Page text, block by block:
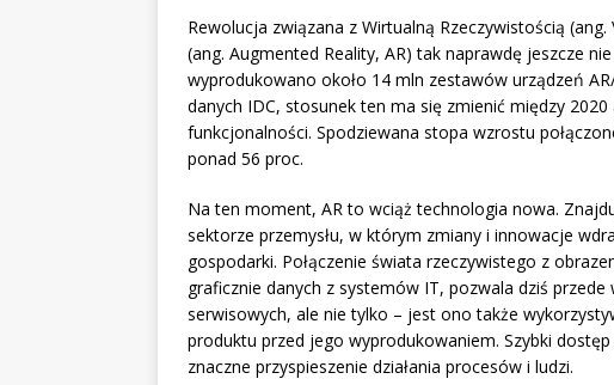
Rewolucja związana z Wirtualną Rzeczywistością
(ang. Augmented Reality, AR) tak naprawdę jeszcze
wyprodukowano około 14 mln zestawów urządzeń
danych IDC, stosunek ten ma się zmienić między
funkcjonalności. Spodziewana stopa wzrostu
ponad 56 proc.
Na ten moment, AR to wciąż technologia nowa.
sektorze przemysłu, w którym zmiany i innowacje
gospodarki. Połączenie świata rzeczywistego z
graficznie danych z systemów IT, pozwala dziś
serwisowych, ale nie tylko – jest ono także
produktu przed jego wyprodukowaniem. Szybki
znaczne przyspieszenie działania procesów i ludzi.